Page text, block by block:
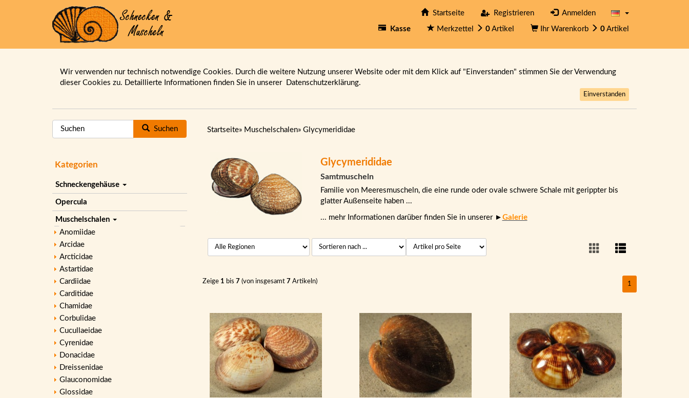
Startseite Registrieren Anmelden
Kasse Merkzettel 0 Artikel Ihr Warenkorb 0 Artikel
Wir verwenden nur technisch notwendige Cookies. Durch die weitere Nutzung unserer Website oder mit dem Klick auf "Einverstanden" stimmen Sie der Verwendung
dieser Cookies zu. Detaillierte Informationen finden Sie in unserer Datenschutzerklärung.
Einverstanden
Suchen
Kategorien
Schneckengehäuse
Opercula
Muschelschalen
Anomiidae
Arcidae
Arcticidae
Astartidae
Cardiidae
Carditidae
Chamidae
Corbulidae
Cucullaeidae
Cyrenidae
Donacidae
Dreissenidae
Glauconomidae
Glossidae
Startseite» Muschelschalen» Glycymerididae
Glycymerididae
Samtmuscheln
Familie von Meeresmuscheln, die eine runde oder ovale schwere Schale mit gerippter bis
glatter Außenseite haben ...
... mehr Informationen darüber finden Sie in unserer ► Galerie
Zeige 1 bis 7 (von insgesamt 7 Artikeln) 1